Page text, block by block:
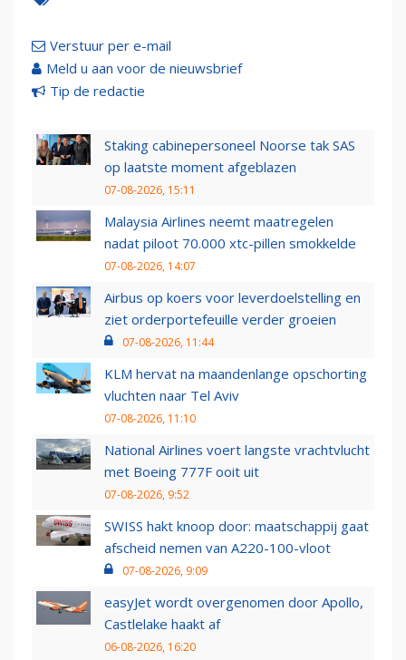
Verstuur per e-mail
Meld u aan voor de nieuwsbrief
Tip de redactie
Staking cabinepersoneel Noorse tak SAS
op laatste moment afgeblazen
07-08-2026, 15:11
Malaysia Airlines neemt maatregelen
nadat piloot 70.000 xtc-pillen smokkelde
07-08-2026, 14:07
Airbus op koers voor leverdoelstelling en
ziet orderportefeuille verder groeien
07-08-2026, 11:44
KLM hervat na maandenlange opschorting
vluchten naar Tel Aviv
07-08-2026, 11:10
National Airlines voert langste vrachtvlucht
met Boeing 777F ooit uit
07-08-2026, 9:52
SWISS hakt knoop door: maatschappij gaat
afscheid nemen van A220-100-vloot
07-08-2026, 9:09
easyJet wordt overgenomen door Apollo,
Castlelake haakt af
06-08-2026, 16:20